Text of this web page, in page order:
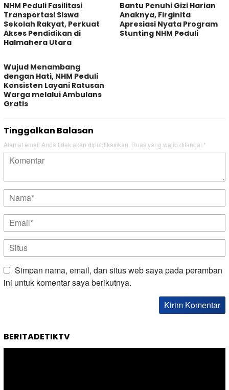
NHM Peduli Fasilitasi
Transportasi Siswa
Sekolah Rakyat, Perkuat
Akses Pendidikan di
Halmahera Utara
Bantu Penuhi Gizi Harian
Anaknya, Firginita
Apresiasi Nyata Program
Stunting NHM Peduli
Wujud Menambang
dengan Hati, NHM Peduli
Konsisten Layani Ratusan
Warga melalui Ambulans
Gratis
Tinggalkan Balasan
Alamat email Anda tidak akan dipublikasikan. Ruas yang wajib ditandai *
Simpan nama, email, dan situs web saya pada peramban
ini untuk komentar saya berikutnya.
BERITADETIKTV